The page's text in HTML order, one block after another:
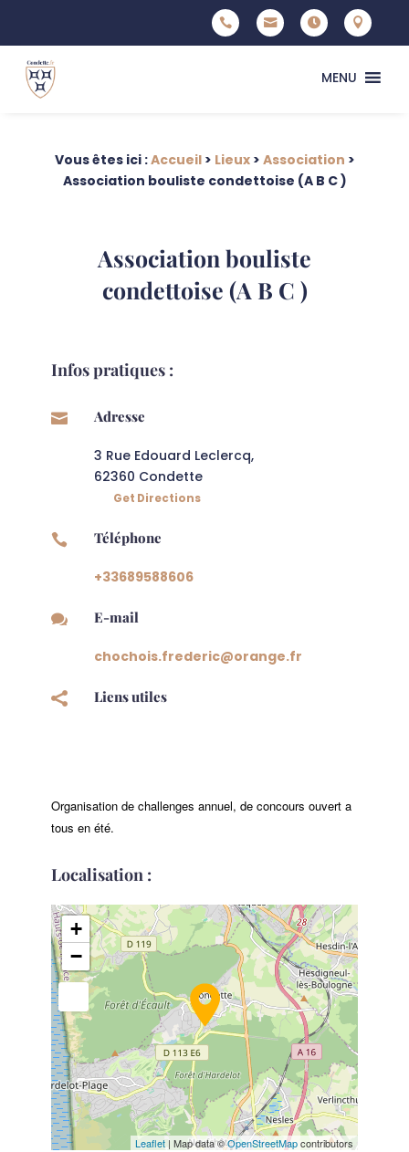




MENU
Vous êtes ici :Accueil> Lieux> Association >
Association bouliste condettoise (A B C )
Association bouliste
condettoise (A B C )
Infos pratiques :
 Adresse
3 Rue Edouard Leclercq,
62360 Condette
Get Directions
 Téléphone
+33689588606
 E-mail
chochois.frederic@orange.fr
 Liens utiles
Organisation de challenges annuel, de concours ouvert a
tous en été.
Localisation :
+
−
Leaflet | Map data ©OpenStreetMapcontributors